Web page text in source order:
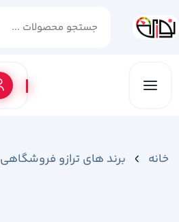
خانه برند های ترازو فروشگاهی